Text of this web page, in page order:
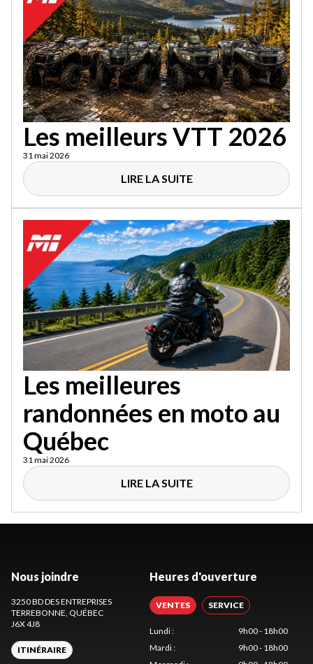
Les meilleurs VTT 2026
31 mai 2026
LIRE LA SUITE
Les meilleures
randonnées en moto au
Québec
31 mai 2026
LIRE LA SUITE
Nous joindre
3250 BD DES ENTREPRISES
TERREBONNE , QUÉBEC
J6X 4J8
ITINÉRAIRE
Heures d'ouverture
VENTES SERVICE
Lundi:
9h00 - 18h00
Mardi:
9h00 - 18h00